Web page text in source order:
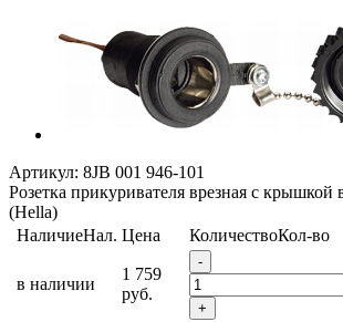
Артикул: 8JB 001 946-101
Розетка прикуривателя врезная с крышкой
(Hella)
НаличиеНал. Цена КоличествоКол-во
в наличии
1 759
руб.
-
+